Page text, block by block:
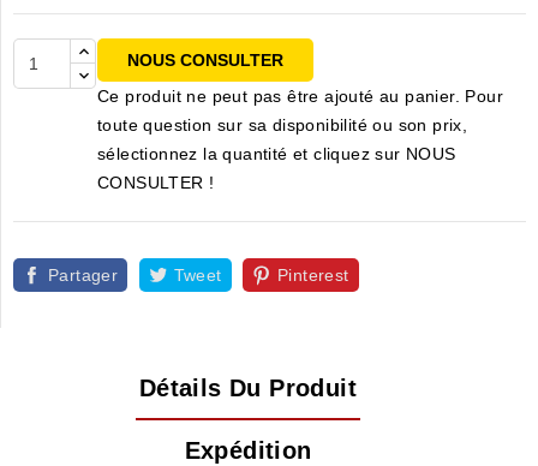
NOUS CONSULTER
Ce produit ne peut pas être ajouté au panier. Pour
toute question sur sa disponibilité ou son prix,
sélectionnez la quantité et cliquez sur NOUS
CONSULTER !
Partager Tweet Pinterest
Détails Du Produit
Expédition